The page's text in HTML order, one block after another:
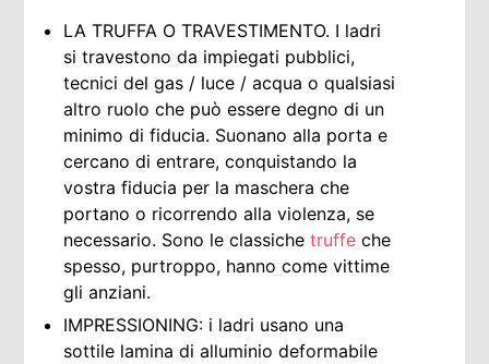
LA TRUFFA O TRAVESTIMENTO. I ladri
si travestono da impiegati pubblici,
tecnici del gas / luce / acqua o qualsiasi
altro ruolo che può essere degno di un
minimo di fiducia. Suonano alla porta e
cercano di entrare, conquistando la
vostra fiducia per la maschera che
portano o ricorrendo alla violenza, se
necessario. Sono le classichetruffe che
spesso, purtroppo, hanno come vittime
gli anziani.
IMPRESSIONING: i ladri usano una
sottile lamina di alluminio deformabile